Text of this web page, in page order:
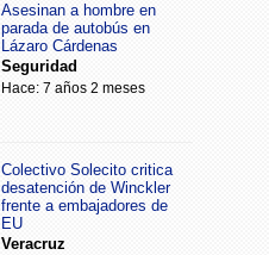
Asesinan a hombre en
parada de autobús en
Lázaro Cárdenas
Seguridad
Hace: 7 años 2 meses
Colectivo Solecito critica
desatención de Winckler
frente a embajadores de
EU
Veracruz